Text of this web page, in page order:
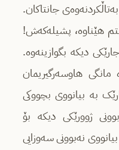
جانتاکان.
هێناوە، پشیلەکەش!
دیکە بگوازینەوە.
هاوسەرگیریمان
بە بیانووی بچووکی
ژوورێکی دیکە بۆ
نەبوونی سەوزایی